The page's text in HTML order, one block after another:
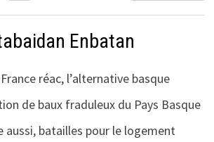
Enbatan
réac, l’alternative basque
de baux fraduleux du Pays Basque
aussi, batailles pour le logement